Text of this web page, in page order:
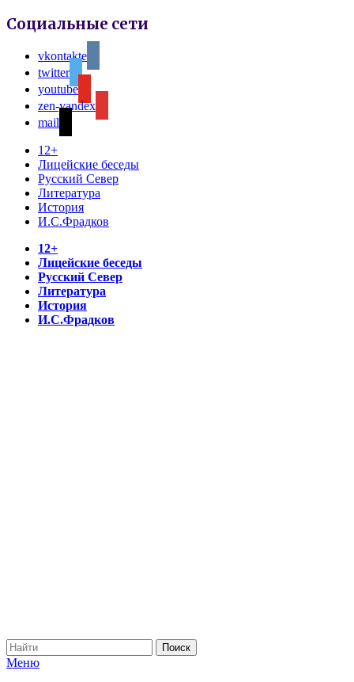
Социальные сети
vkontakte
twitter
youtube
zen-yandex
mail
12+
Лицейские беседы
Русский Север
Литература
История
И.С.Фрадков
12+
Лицейские беседы
Русский Север
Литература
История
И.С.Фрадков
Меню